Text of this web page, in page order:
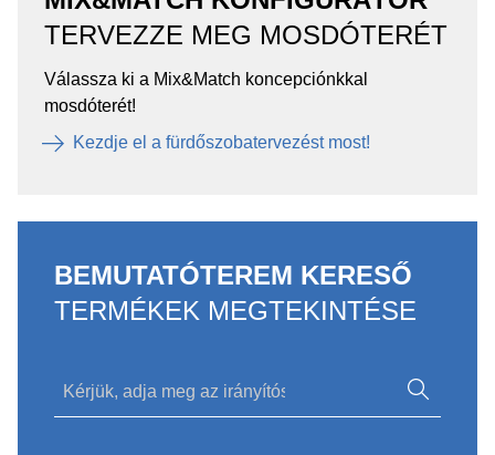
TERVEZZE MEG MOSDÓTERÉT
Válassza ki a Mix&Match koncepciónkkal
mosdóterét!
Kezdje el a fürdőszobatervezést most!
BEMUTATÓTEREM KERESŐ
TERMÉKEK MEGTEKINTÉSE